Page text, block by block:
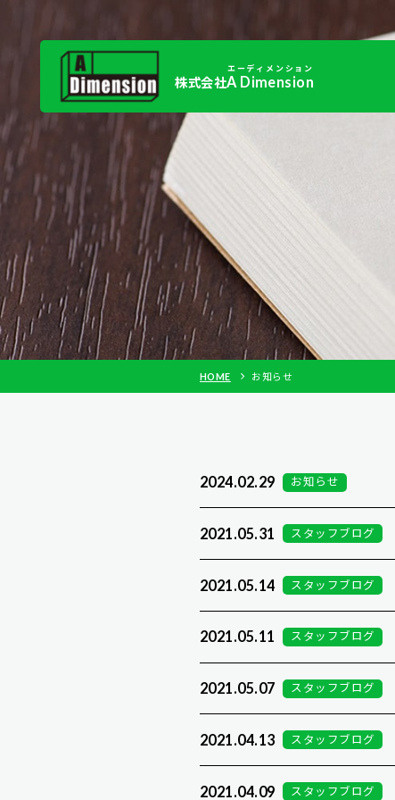
株式会社A Dimension
エーディメンション
HOME お知らせ
2024.02.29 お知らせ
2021.05.31 スタッフブログ
2021.05.14 スタッフブログ
2021.05.11 スタッフブログ
2021.05.07 スタッフブログ
2021.04.13 スタッフブログ
2021.04.09 スタッフブログ